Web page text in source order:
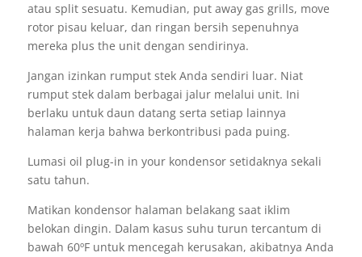
atau split sesuatu. Kemudian, put away gas grills, move
rotor pisau keluar, dan ringan bersih sepenuhnya
mereka plus the unit dengan sendirinya.
Jangan izinkan rumput stek Anda sendiri luar. Niat
rumput stek dalam berbagai jalur melalui unit. Ini
berlaku untuk daun datang serta setiap lainnya
halaman kerja bahwa berkontribusi pada puing.
Lumasi oil plug-in in your kondensor setidaknya sekali
satu tahun.
Matikan kondensor halaman belakang saat iklim
belokan dingin. Dalam kasus suhu turun tercantum di
bawah 60ºF untuk mencegah kerusakan, akibatnya Anda